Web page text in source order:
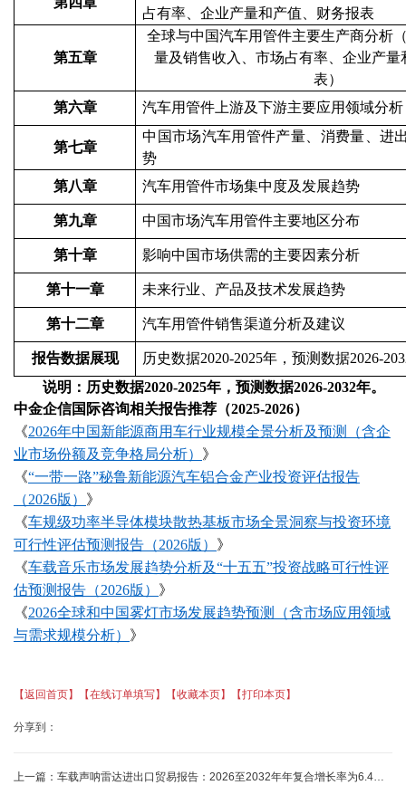
占有率、企业产量和产值、 财务报表
第五章
全球与中国汽车用管件主要生产商分析
量及销售收入、市场占有率、企业产量
表）
第六章
汽车用管件上游及下游主要应用领域分析
第七章
中国市场汽车用管件产量、消费量、进
势
第八章
汽车用管件市场集中度及发展趋势
第九章 中国市场汽车用管件主要地区分布
第十章 影响中国市场供需的主要因素分析
第十一章 未来行业、产品及技术发展趋势
第十二章 汽车用管件销售渠道分析及建议
报告数据展现 历史数据2020-2025年，预测数据2026-
说明：历史数据2020-2025年，预测数据2026-2032年。
中金企信国际咨询相关报告推荐（2025-2026）
《2026年中国新能源商用车行业规模全景分析及预测（含企
业市场份额及竞争格局分析） 》
《“一带一路”秘鲁新能源汽车铝合金产业投资评估报告
（2026版） 》
《车规级功率半导体模块散热基板市场全景洞察与投资环境
可行性评估预测报告（2026版） 》
《车载音乐市场发展趋势分析及“十五五”投资战略可行性评
估预测报告（2026版） 》
《2026全球和中国雾灯市场发展趋势预测（含市场应用领域
与需求规模分析） 》
【返回首页】 【在线订单填写】 【收藏本页】 【打印本页】
分享到：
上一篇： 车载声呐雷达进出口贸易报告：2026至2032年年复合增长率为6.4%-中金企信发布